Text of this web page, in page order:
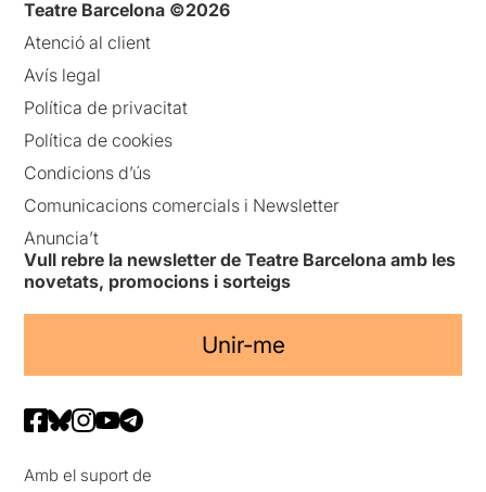
Teatre Barcelona ©2026
Atenció al client
Avís legal
Política de privacitat
Política de cookies
Condicions d’ús
Comunicacions comercials i Newsletter
Anuncia’t
Vull rebre la newsletter de Teatre Barcelona amb les
novetats, promocions i sorteigs
Unir-me
Amb el suport de